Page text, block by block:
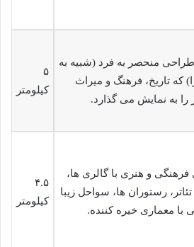
طراحی منحصر به فرد (شبیه به
که تاریخ، فرهنگ و میراث
به نمایش می گذارد.
۵
کیلومتر
و هنری با گالری ها،
تئاتر، رستوران ها، سواحل زیبا
با معماری خیره کننده.
۴.۵
کیلومتر